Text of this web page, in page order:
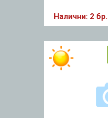
Налични: 2 бр.